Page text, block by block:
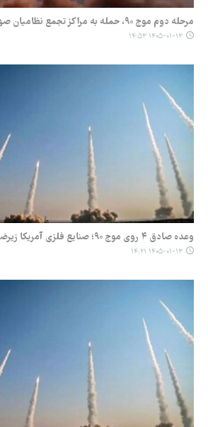
مرحله دوم موج ۹۰، حمله به مراکز تجمع نظامیان صهیونیست‌
۱۴۰۵-۰۱-۱۳ ۱۴:۵۳
وعده صادق ۴ روی موج ۹۰؛ صنایع فلزی آمریکا زیرضربات موشکی
۱۴۰۵-۰۱-۱۳ ۱۴:۲۱